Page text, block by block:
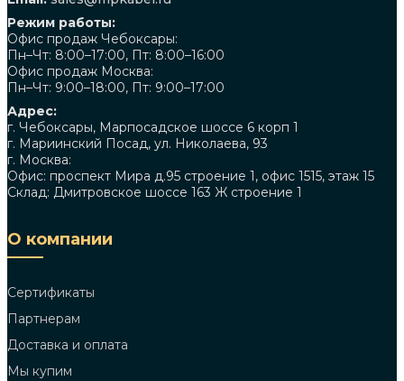
Режим работы:
Офис продаж Чебоксары:
Пн–Чт: 8:00–17:00, Пт: 8:00–16:00
Офис продаж Москва:
Пн–Чт: 9:00–18:00, Пт: 9:00–17:00
Адрес:
г. Чебоксары, Марпосадское шоссе 6 корп 1
г. Мариинский Посад, ул. Николаева, 93
г. Москва:
Офис: проспект Мира д.95 строение 1, офис 1515, этаж 15
Склад: Дмитровское шоссе 163 Ж строение 1
О компании
Сертификаты
Партнерам
Доставка и оплата
Мы купим